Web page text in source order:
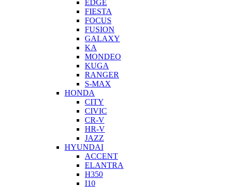
EDGE
FIESTA
FOCUS
FUSION
GALAXY
KA
MONDEO
KUGA
RANGER
S-MAX
HONDA
CITY
CIVIC
CR-V
HR-V
JAZZ
HYUNDAI
ACCENT
ELANTRA
H350
I10